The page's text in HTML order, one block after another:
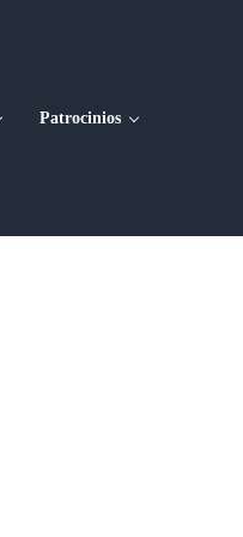
Patrocinios